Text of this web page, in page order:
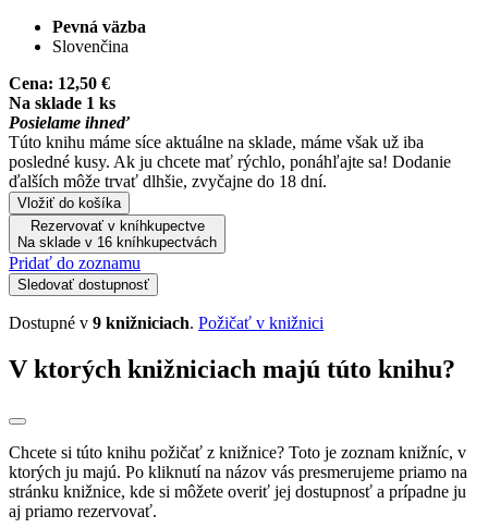
Pevná väzba
Slovenčina
Cena: 12,50 €
Na sklade 1 ks
Posielame ihneď
Túto knihu máme síce aktuálne na sklade, máme však už iba
posledné kusy. Ak ju chcete mať rýchlo, ponáhľajte sa! Dodanie
ďalších môže trvať dlhšie, zvyčajne do 18 dní.
Vložiť do košíka
Rezervovať v kníhkupectve
Na sklade v 16 kníhkupectvách
Pridať do zoznamu
Sledovať dostupnosť
Dostupné v 9 knižniciach. Požičať v knižnici
V ktorých knižniciach majú túto knihu?
Chcete si túto knihu požičať z knižnice? Toto je zoznam knižníc, v
ktorých ju majú. Po kliknutí na názov vás presmerujeme priamo na
stránku knižnice, kde si môžete overiť jej dostupnosť a prípadne ju
aj priamo rezervovať.